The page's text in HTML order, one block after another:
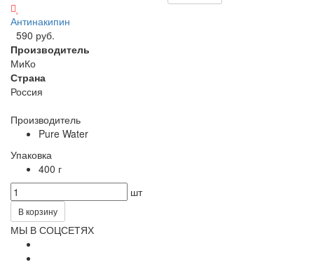
Антинакипин
590 руб.
Производитель
МиКо
Страна
Россия
Производитель
Pure Water
Упаковка
400 г
шт
В корзину
МЫ В СОЦСЕТЯХ